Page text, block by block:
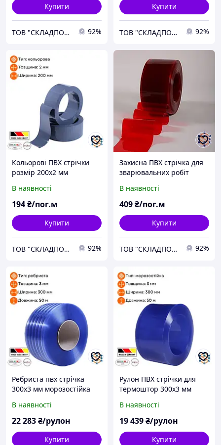
Купити
ТОВ "СКЛАДПОСТАЧСЕРВІС" 92%
Купити
ТОВ "СКЛАДПОСТАЧСЕРВІС" 92%
Кольорові ПВХ стрічки
розмір 200х2 мм
В наявності
194₴/пог.м
Купити
ТОВ "СКЛАДПОСТАЧСЕРВІС" 92%
Захисна ПВХ стрічка для
зварювальних робіт
300х2 мм
В наявності
409₴/пог.м
Купити
ТОВ "СКЛАДПОСТАЧСЕРВІС" 92%
Ребриста пвх стрічка
300х3 мм морозостійка
В наявності
22 283₴/рулон
Купити
Рулон ПВХ стрічки для
термоштор 300х3 мм
В наявності
19 439₴/рулон
Купити